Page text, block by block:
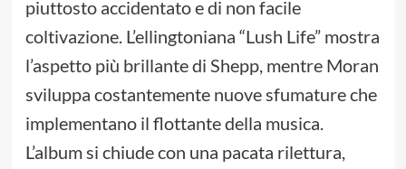
piuttosto accidentato e di non facile
coltivazione. L’ellingtoniana “Lush Life” mostra
l’aspetto più brillante di Shepp, mentre Moran
sviluppa costantemente nuove sfumature che
implementano il flottante della musica.
L’album si chiude con una pacata rilettura,